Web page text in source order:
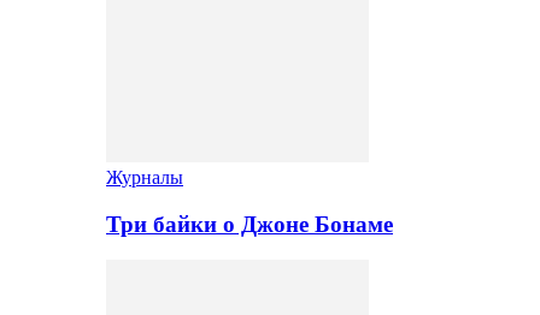
Журналы
Три байки о Джоне Бонаме